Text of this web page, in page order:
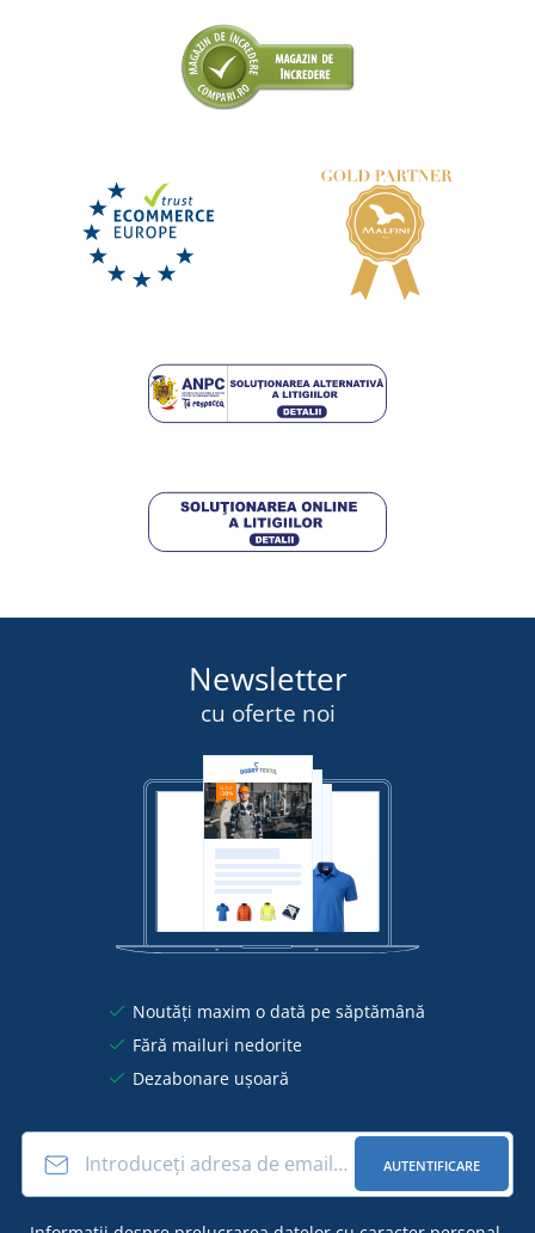
Încălțăminte outdoor ARDON ULTRITE GO! LOW
397,25 lei
Newsletter
cu oferte noi
Noutăți maxim o dată pe săptămână
Fără mailuri nedorite
Dezabonare ușoară
AUTENTIFICARE